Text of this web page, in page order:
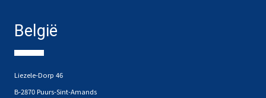
België
Liezele-Dorp 46
B-2870 Puurs-Sint-Amands